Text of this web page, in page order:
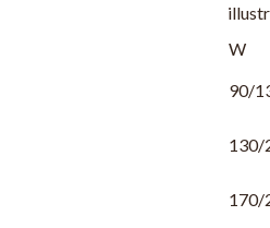
W
90/
130/
170/